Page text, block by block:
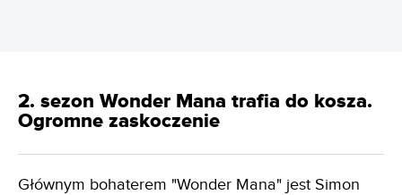
2. sezon Wonder Mana trafia do kosza.
Ogromne zaskoczenie
Głównym bohaterem "Wonder Mana" jest Simon